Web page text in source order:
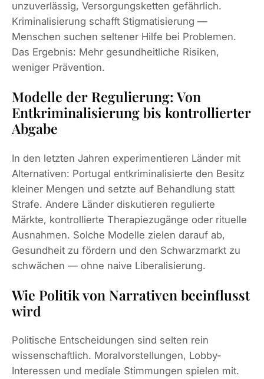
unzuverlässig, Versorgungsketten gefährlich.
Kriminalisierung schafft Stigmatisierung —
Menschen suchen seltener Hilfe bei Problemen.
Das Ergebnis: Mehr gesundheitliche Risiken,
weniger Prävention.
Modelle der Regulierung: Von
Entkriminalisierung bis kontrollierter
Abgabe
In den letzten Jahren experimentieren Länder mit
Alternativen: Portugal entkriminalisierte den Besitz
kleiner Mengen und setzte auf Behandlung statt
Strafe. Andere Länder diskutieren regulierte
Märkte, kontrollierte Therapiezugänge oder rituelle
Ausnahmen. Solche Modelle zielen darauf ab,
Gesundheit zu fördern und den Schwarzmarkt zu
schwächen — ohne naive Liberalisierung.
Wie Politik von Narrativen beeinflusst
wird
Politische Entscheidungen sind selten rein
wissenschaftlich. Moralvorstellungen, Lobby-
Interessen und mediale Stimmungen spielen mit.